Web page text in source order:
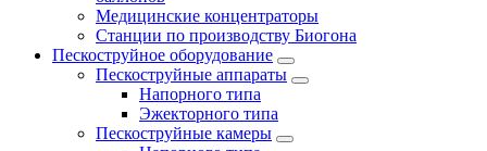
Медицинские концентраторы
Станции по производству Биогона
Пескоструйное оборудование
Пескоструйные аппараты
Напорного типа
Эжекторного типа
Пескоструйные камеры